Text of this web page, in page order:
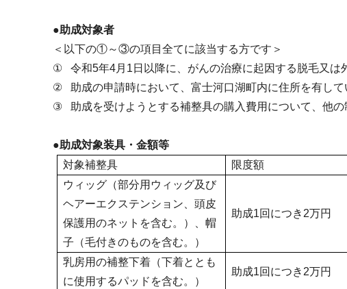
●助成対象者
＜以下の①～③の項目全てに該当する方です＞
①
令和5年4月 1 日以降に、がんの治療に起因する脱毛又
②
助成の申請時において、富士河口湖町内に住所を有して
③
助成を受けようとする補整具の購入費用について、他
●助成対象装具・金額等
対象補整具
限度額
ウィッグ（部分用ウィッグ及び
ヘアーエクステンション、頭皮
保護用のネットを含む。）、帽
子（毛付きのものを含む。）
助成1回につき 2万円
乳房用の補整下着（下着ととも
に使用するパッドを含む。）
助成1回につき 2万円